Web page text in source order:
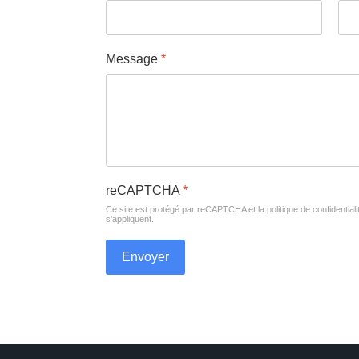
Message *
reCAPTCHA *
Ce site est protégé par reCAPTCHA et la politique de
s'appliquent.
Envoyer